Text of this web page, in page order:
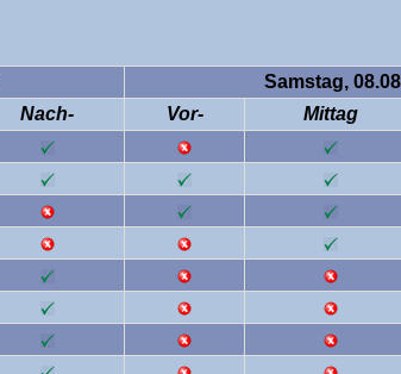
Samstag,
Nach- Vor- Mittag